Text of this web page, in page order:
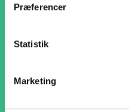
Præferencer
Statistik
Marketing